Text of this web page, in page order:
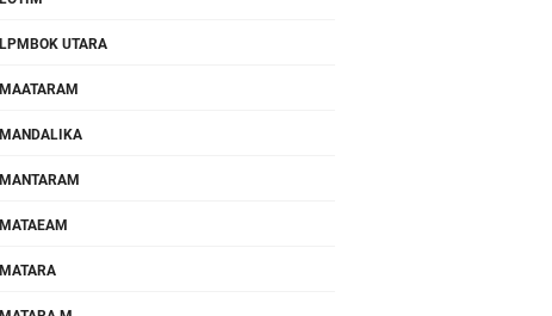
LPMBOK UTARA
MAATARAM
MANDALIKA
MANTARAM
MATAEAM
MATARA